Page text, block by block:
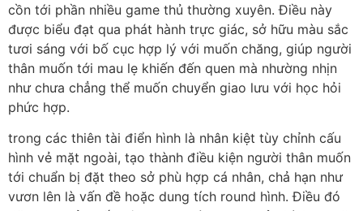
cồn tới phần nhiều game thủ thường xuyên. Điều này
được biểu đạt qua phát hành trực giác, sở hữu màu sắc
tươi sáng với bố cục hợp lý với muốn chăng, giúp người
thân muốn tới mau lẹ khiến đến quen mà nhường nhịn
như chưa chẳng thể muốn chuyển giao lưu với học hỏi
phức hợp.
trong các thiên tài điển hình là nhân kiệt tùy chỉnh cấu
hình vẻ mặt ngoài, tạo thành điều kiện người thân muốn
tới chuẩn bị đặt theo sở phù hợp cá nhân, chả hạn như
vươn lên là vấn đề hoặc dung tích round hình. Điều đó